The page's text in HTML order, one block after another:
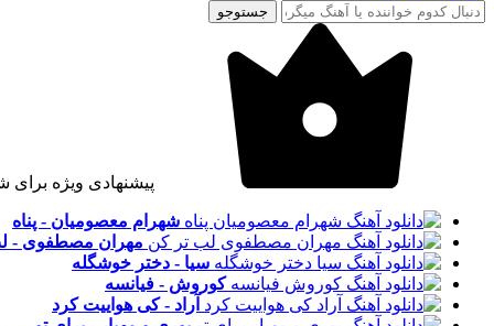
جستوجو
پیشنهادی ویژه برای
شهرام معصومیان - پناه
مهران مصطفوی -
سیا - دختر خوشگله
کوروش - فیانسه
آراد - کی هواییت کرد